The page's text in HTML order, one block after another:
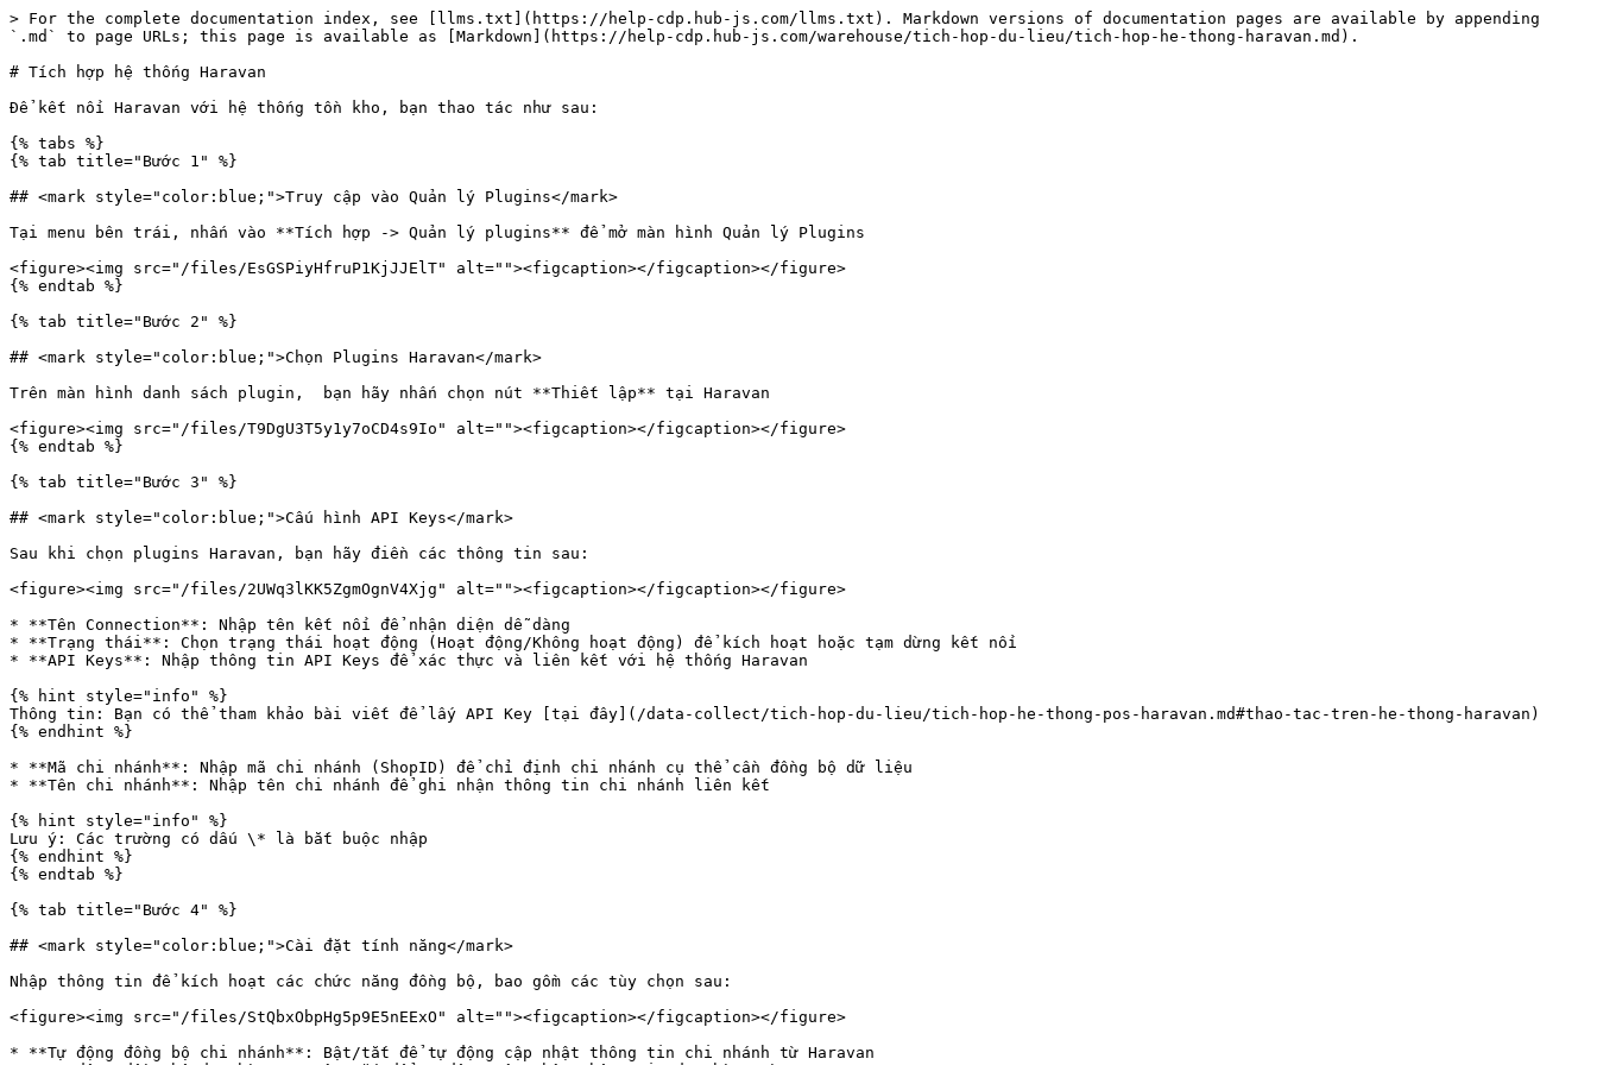
> For the complete documentation index, see [llms.txt](https://help-cdp.hub-js.com/llms.txt). Markdown versions of documentation pages are available by appending
`.md` to page URLs; this page is available as [Markdown](https://help-cdp.hub-js.com/warehouse/tich-hop-du-lieu/tich-hop-he-thong-haravan.md).
# Tích hợp hệ thống Haravan
Để kết nối Haravan với hệ thống tồn kho, bạn thao tác như sau:
{% tabs %}
{% tab title="Bước 1" %}
## <mark style="color:blue;">Truy cập vào Quản lý Plugins</mark>
Tại menu bên trái, nhấn vào **Tích hợp -> Quản lý plugins** để mở màn hình Quản lý Plugins
<figure><img src="/files/EsGSPiyHfruP1KjJJElT" alt=""><figcaption></figcaption></figure>
{% endtab %}
{% tab title="Bước 2" %}
## <mark style="color:blue;">Chọn Plugins Haravan</mark>
Trên màn hình danh sách plugin,  bạn hãy nhấn chọn nút **Thiết lập** tại Haravan
<figure><img src="/files/T9DgU3T5y1y7oCD4s9Io" alt=""><figcaption></figcaption></figure>
{% endtab %}
{% tab title="Bước 3" %}
## <mark style="color:blue;">Cấu hình API Keys</mark>
Sau khi chọn plugins Haravan, bạn hãy điền các thông tin sau:
<figure><img src="/files/2UWq3lKK5ZgmOgnV4Xjg" alt=""><figcaption></figcaption></figure>
* **Tên Connection**: Nhập tên kết nối để nhận diện dễ dàng
* **Trạng thái**: Chọn trạng thái hoạt động (Hoạt động/Không hoạt động) để kích hoạt hoặc tạm dừng kết nối
* **API Keys**: Nhập thông tin API Keys để xác thực và liên kết với hệ thống Haravan
{% hint style="info" %}
Thông tin: Bạn có thể tham khảo bài viết để lấy API Key [tại đây](/data-collect/tich-hop-du-lieu/tich-hop-he-thong-pos-haravan.md#thao-tac-tren-he-thong-haravan)
{% endhint %}
* **Mã chi nhánh**: Nhập mã chi nhánh (ShopID) để chỉ định chi nhánh cụ thể cần đồng bộ dữ liệu
* **Tên chi nhánh**: Nhập tên chi nhánh để ghi nhận thông tin chi nhánh liên kết
{% hint style="info" %}
Lưu ý: Các trường có dấu \* là bắt buộc nhập
{% endhint %}
{% endtab %}
{% tab title="Bước 4" %}
## <mark style="color:blue;">Cài đặt tính năng</mark>
Nhập thông tin để kích hoạt các chức năng đồng bộ, bao gồm các tùy chọn sau:
<figure><img src="/files/StQbxObpHg5p9E5nEExO" alt=""><figcaption></figcaption></figure>
* **Tự động đồng bộ chi nhánh**: Bật/tắt để tự động cập nhật thông tin chi nhánh từ Haravan